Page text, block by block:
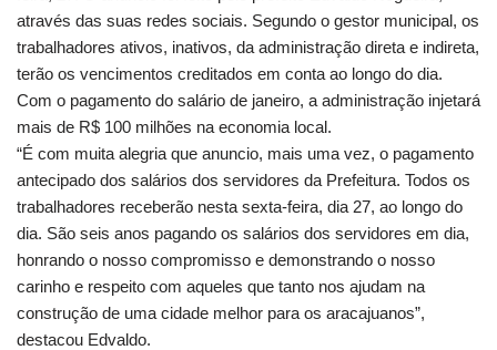
através das suas redes sociais. Segundo o gestor municipal, os
trabalhadores ativos, inativos, da administração direta e indireta,
terão os vencimentos creditados em conta ao longo do dia.
Com o pagamento do salário de janeiro, a administração injetará
mais de R$ 100 milhões na economia local.
“É com muita alegria que anuncio, mais uma vez, o pagamento
antecipado dos salários dos servidores da Prefeitura. Todos os
trabalhadores receberão nesta sexta-feira, dia 27, ao longo do
dia. São seis anos pagando os salários dos servidores em dia,
honrando o nosso compromisso e demonstrando o nosso
carinho e respeito com aqueles que tanto nos ajudam na
construção de uma cidade melhor para os aracajuanos”,
destacou Edvaldo.